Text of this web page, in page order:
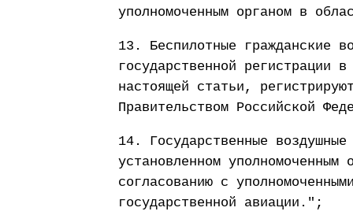
уполномоченным органом в
13. Беспилотные гражданские
государственной регистрации
настоящей статьи,
Правительством Российской
14. Государственные
установленном
согласованию с
государственной авиации.";